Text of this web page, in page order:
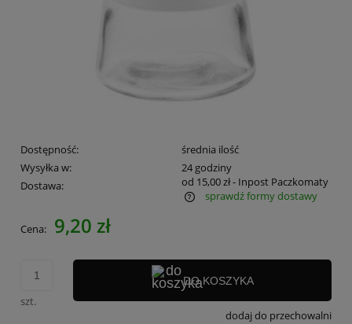
Dostępność:
średnia ilość
Wysyłka w:
24 godziny
Dostawa:
od 15,00 zł- Inpost Paczkomaty
sprawdź formy dostawy
Cena: 9,20 zł
szt.
DO KOSZYKA
dodaj do przechowalni